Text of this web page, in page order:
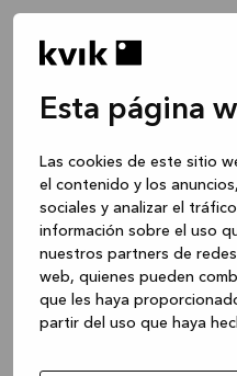
Esta página
Las cookies de este sitio
el contenido y los
sociales y analizar el
información sobre el uso
nuestros partners de
web, quienes pueden
que les haya
partir del uso que haya